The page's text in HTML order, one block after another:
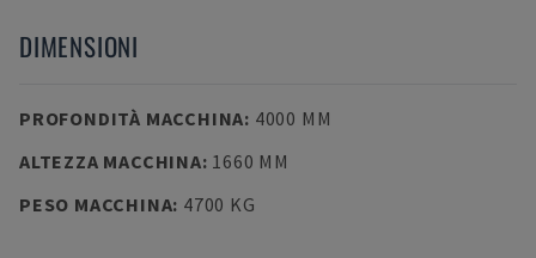
DIMENSIONI
PROFONDITÀ MACCHINA: 4000 MM
ALTEZZA MACCHINA: 1660 MM
PESO MACCHINA: 4700 KG